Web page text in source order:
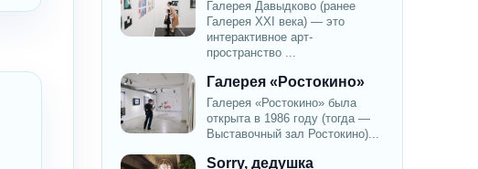
Галерея Давыдково (ранее
Галерея XXI века) — это
интерактивное арт-
пространство ...
Галерея «Ростокино»
Галерея «Ростокино» была
открыта в 1986 году (тогда —
Выставочный зал Ростокино)...
Sorry, дедушка